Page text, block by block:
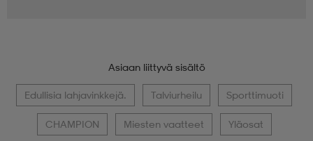
Asiaan liittyvä sisältö
Edullisia lahjavinkkejä. Talviurheilu Sporttimuoti
CHAMPION Miesten vaatteet Yläosat